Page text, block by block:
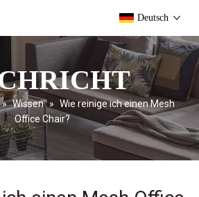
Deutsch
» Wissen » Wie reinige ich einen Mesh
Office Chair?